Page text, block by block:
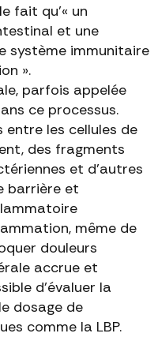
fait qu'« un
et une
système immunitaire
».
parfois appelée
ce processus.
entre les cellules de
des fragments
et d'autres
barrière et
même de
douleurs
accrue et
d'évaluer la
dosage de
comme la LBP.